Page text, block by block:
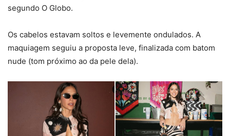
segundo O Globo.
Os cabelos estavam soltos e levemente ondulados. A
maquiagem seguiu a proposta leve, finalizada com batom
nude (tom próximo ao da pele dela).